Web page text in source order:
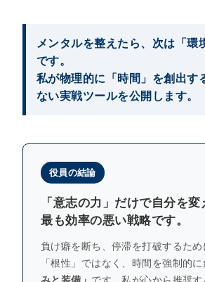
メンタルを整えたら、次は「環
です。
私が物理的に「時間」を創出す
ない実戦ツールを公開します。
役員の結論
「意志の力」だけで自分を変
最も効率の悪い戦略です。
負け癖を断ち、停滞を打破するた
「根性」ではなく、時間を強制的に